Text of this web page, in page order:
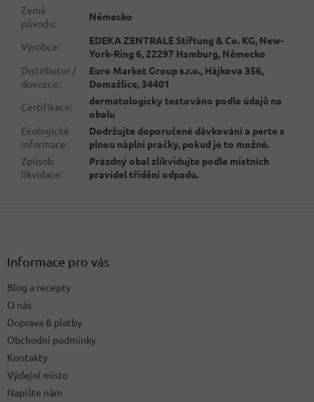
Země
původu:
Německo
Výrobce:
EDEKA ZENTRALE Stiftung & Co. KG, New-
York-Ring 6, 22297 Hamburg, Německo
Distributor /
dovozce:
Euro Market Group s.r.o., Hájkova 356,
Domažlice, 34401
Certifikace:
dermatologicky testováno podle údajů na
obalu
Ekologické
informace:
Dodržujte doporučené dávkování a perte s
plnou náplní pračky, pokud je to možné.
Způsob
likvidace:
Prázdný obal zlikvidujte podle místních
pravidel třídění odpadu.
Informace pro vás
Blog a recepty
O nás
Doprava & platby
Obchodní podmínky
Kontakty
Výdejní místo
Napište nám